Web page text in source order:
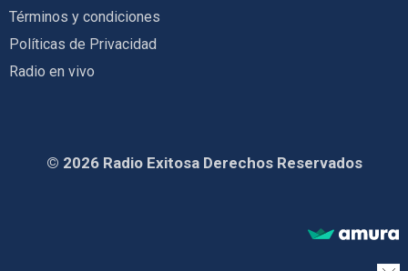
Términos y condiciones
Políticas de Privacidad
Radio en vivo
© 2026 Radio Exitosa Derechos Reservados